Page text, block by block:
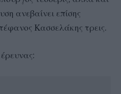
ανεβαίνει επίσης
Κασσελάκης τρεις.